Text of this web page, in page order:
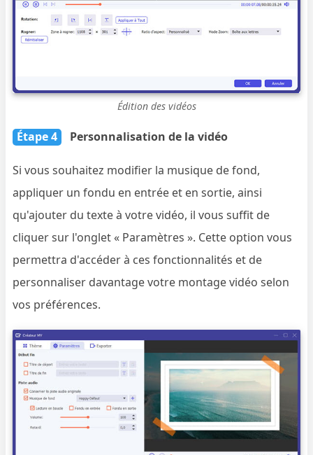
Édition des vidéos
Étape 4 Personnalisation de la vidéo
Si vous souhaitez modifier la musique de fond,
appliquer un fondu en entrée et en sortie, ainsi
qu'ajouter du texte à votre vidéo, il vous suffit de
cliquer sur l'onglet « Paramètres ». Cette option vous
permettra d'accéder à ces fonctionnalités et de
personnaliser davantage votre montage vidéo selon
vos préférences.